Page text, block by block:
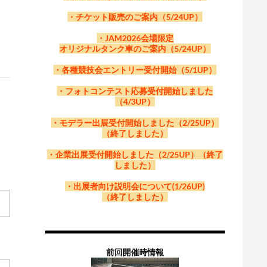
・チケット販売のご案内（5/24UP）
・JAM2026会場限定
オリジナルタンク車のご案内（5/24UP）
・各種競技会エントリー受付開始（5/1UP）
・フォトコンテスト応募受付開始しました
（4/3UP）
・モデラー出展受付開始しました（2/25UP）
（終了しました）
・企業出展受付開始しました（2/25UP）（終了
しました）
・出展者向け説明会について(1/26UP)
（終了しました）
前回開催時情報